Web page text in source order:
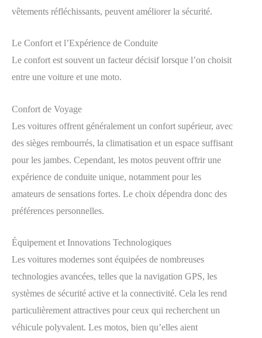
vêtements réfléchissants, peuvent améliorer la sécurité.
Le Confort et l’Expérience de Conduite
Le confort est souvent un facteur décisif lorsque l’on choisit
entre une voiture et une moto.
Confort de Voyage
Les voitures offrent généralement un confort supérieur, avec
des sièges rembourrés, la climatisation et un espace suffisant
pour les jambes. Cependant, les motos peuvent offrir une
expérience de conduite unique, notamment pour les
amateurs de sensations fortes. Le choix dépendra donc des
préférences personnelles.
Équipement et Innovations Technologiques
Les voitures modernes sont équipées de nombreuses
technologies avancées, telles que la navigation GPS, les
systèmes de sécurité active et la connectivité. Cela les rend
particulièrement attractives pour ceux qui recherchent un
véhicule polyvalent. Les motos, bien qu’elles aient